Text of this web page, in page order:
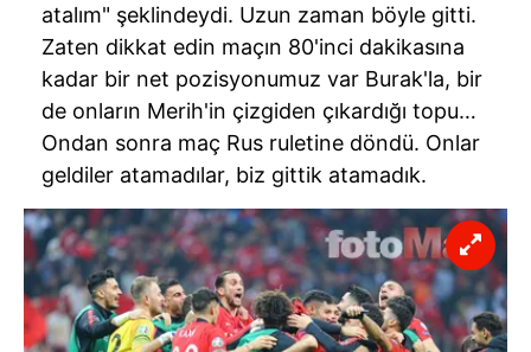
atalım" şeklindeydi. Uzun zaman böyle gitti.
Zaten dikkat edin maçın 80'inci dakikasına
kadar bir net pozisyonumuz var Burak'la, bir
de onların Merih'in çizgiden çıkardığı topu…
Ondan sonra maç Rus ruletine döndü. Onlar
geldiler atamadılar, biz gittik atamadık.